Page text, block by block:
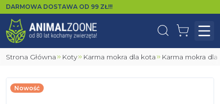
DARMOWA DOSTAWA OD 99 ZŁ!!!
WyszukajKoszyk
Strona Główna Koty Karma mokra dla kota Karma mokra
Nowość